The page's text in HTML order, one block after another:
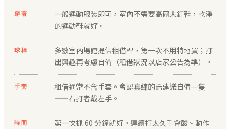
穿著
一般運動服裝即可，室內不需要高爾夫釘鞋，乾淨
的運動鞋就好。
球桿
多數室內場館提供租借桿，第一次不用特地買；打
出興趣再考慮自備（租借狀況以店家公告為準）。
手套
租借通常不含手套。會認真練的話建議自備一隻
——右打者戴左手。
時間
第一次抓 60 分鐘就好。連續打太久手會酸、動作